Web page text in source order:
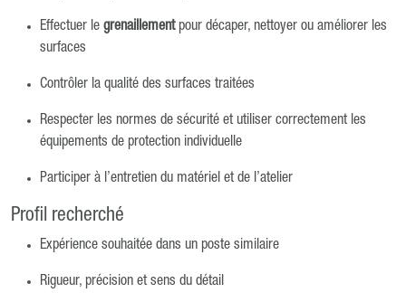
Effectuer le grenaillementpour décaper, nettoyer ou améliorer les
surfaces
Contrôler la qualité des surfaces traitées
Respecter les normes de sécurité et utiliser correctement les
équipements de protection individuelle
Participer à l’entretien du matériel et de l’atelier
Profil recherché
Expérience souhaitée dans un poste similaire
Rigueur, précision et sens du détail